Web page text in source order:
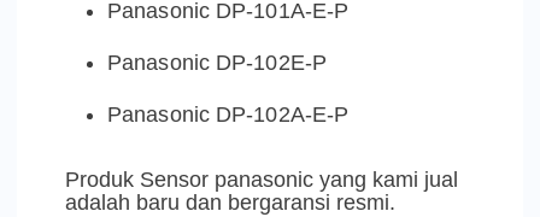
Panasonic DP-101A-E-P
Panasonic DP-102E-P
Panasonic DP-102A-E-P
Produk Sensor panasonic yang kami jual
adalah baru dan bergaransi resmi.